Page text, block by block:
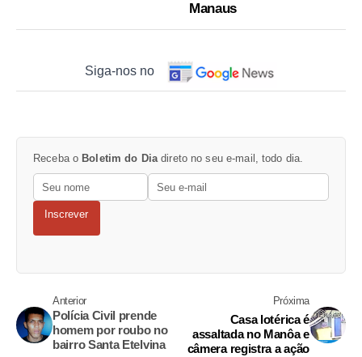
Manaus
Siga-nos no
Receba o Boletim do Dia direto no seu e-mail, todo dia.
Inscrever
Anterior
Polícia Civil prende
homem por roubo no
bairro Santa Etelvina
Próxima
Casa lotérica é
assaltada no Manôa e
câmera registra a ação